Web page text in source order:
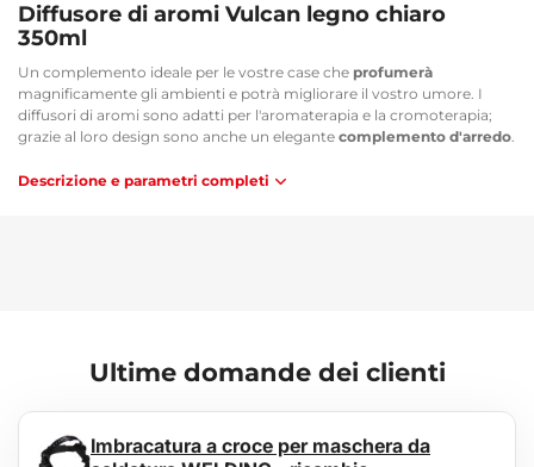
Diffusore di aromi Vulcan legno chiaro
350ml
Un complemento ideale per le vostre case che profumerà
magnificamente gli ambienti e potrà migliorare il vostro umore. I
diffusori di aromi sono adatti per l'aromaterapia e la cromoterapia;
grazie al loro design sono anche un elegante complemento d'arredo.
aggiungete poche gocce diolio essenziale
Elegante complemento d'arredo
Trasforma l'acqua in vapore acqueo tramite ultrasuoni, senza
combustione
Elimina l'odore di sigaretta
Descrizione e parametri completi
Ultime domande dei clienti
Imbracatura a croce per maschera da